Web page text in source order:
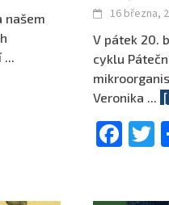
našem
...
16 března,
V pátek 20.
cyklu
Veronika ... [